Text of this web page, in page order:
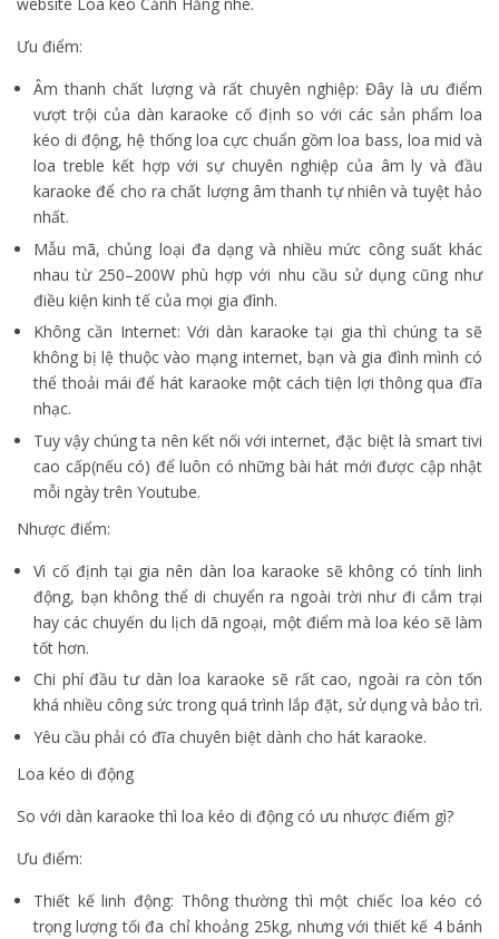
Ưu điểm:
Âm thanh chất lượng và rất chuyên nghiệp: Đây là ưu điểm
vượt trội của dàn karaoke cố định so với các sản phẩm loa
kéo di động, hệ thống loa cực chuẩn gồm loa bass, loa mid và
loa treble kết hợp với sự chuyên nghiệp của âm ly và đầu
karaoke để cho ra chất lượng âm thanh tự nhiên và tuyệt hảo
nhất.
Mẫu mã, chủng loại đa dạng và nhiều mức công suất khác
nhau từ 250–200W phù hợp với nhu cầu sử dụng cũng như
điều kiện kinh tế của mọi gia đình.
Không cần Internet: Với dàn karaoke tại gia thì chúng ta sẽ
không bị lệ thuộc vào mạng internet, bạn và gia đình mình có
thể thoải mái để hát karaoke một cách tiện lợi thông qua đĩa
nhạc.
Tuy vậy chúng ta nên kết nối với internet, đặc biệt là smart tivi
cao cấp(nếu có) để luôn có những bài hát mới được cập nhật
mỗi ngày trên Youtube.
Nhược điểm:
Vì cố định tại gia nên dàn loa karaoke sẽ không có tính linh
động, bạn không thể di chuyển ra ngoài trời như đi cắm trại
hay các chuyến du lịch dã ngoại, một điểm mà loa kéo sẽ làm
tốt hơn.
Chi phí đầu tư dàn loa karaoke sẽ rất cao, ngoài ra còn tốn
khá nhiều công sức trong quá trình lắp đặt, sử dụng và bảo trì.
Yêu cầu phải có đĩa chuyên biệt dành cho hát karaoke.
Loa kéo di động
So với dàn karaoke thì loa kéo di động có ưu nhược điểm gì?
Ưu điểm:
Thiết kế linh động: Thông thường thì một chiếc loa kéo có
trọng lượng tối đa chỉ khoảng 25kg, nhưng với thiết kế 4 bánh